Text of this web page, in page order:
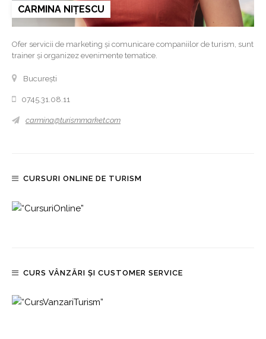
CARMINA NIȚESCU
Ofer servicii de marketing și comunicare companiilor de turism, sunt
trainer și organizez evenimente tematice.
București
0745.31.08.11
carmina@turismmarket.com
CURSURI ONLINE DE TURISM
CURS VÂNZĂRI ȘI CUSTOMER SERVICE